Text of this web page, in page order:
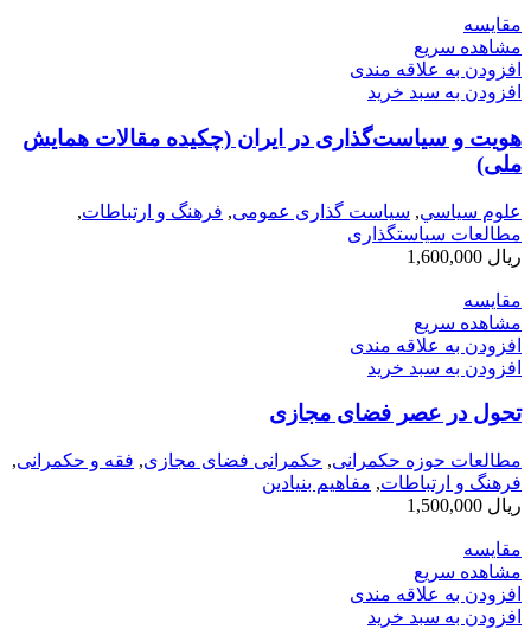
مقایسه
مشاهده سریع
افزودن به علاقه مندی
افزودن به سبد خرید
هویت و سیاست‌گذاری در ایران (چکیده مقالات همایش
ملی)
علوم سياسي, سیاست گذاری عمومی, فرهنگ و ارتباطات,
مطالعات سیاستگذاری
ریال
مقایسه
مشاهده سریع
افزودن به علاقه مندی
افزودن به سبد خرید
تحول در عصر فضای مجازی
مطالعات حوزه حکمرانی, حکمرانی فضای مجازی, فقه و حکمرانی,
فرهنگ و ارتباطات, مفاهيم بنيادين
ریال
مقایسه
مشاهده سریع
افزودن به علاقه مندی
افزودن به سبد خرید